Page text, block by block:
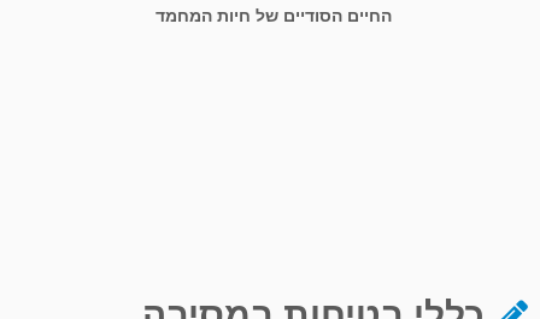
החיים הסודיים של חיות המחמד